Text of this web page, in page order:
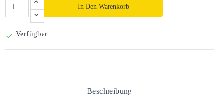
In Den Warenkorb
 Verfügbar
Beschreibung